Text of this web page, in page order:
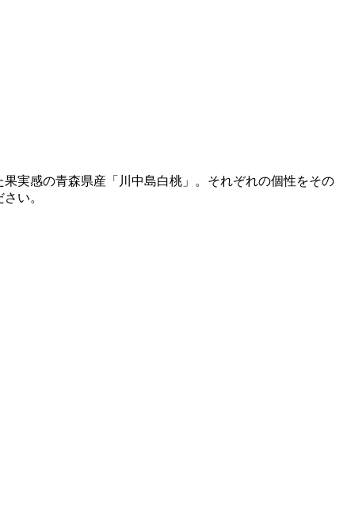
実感の青森県産「川中島白桃」。それぞれの個性をその
い。